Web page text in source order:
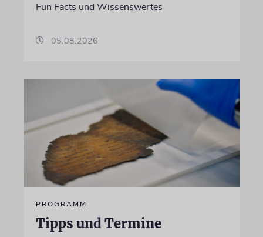
Fun Facts und Wissenswertes
05.08.2026
PROGRAMM
Tipps und Termine